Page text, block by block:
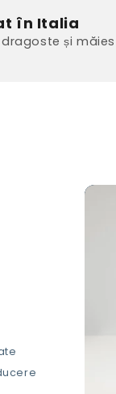
în Italia
și